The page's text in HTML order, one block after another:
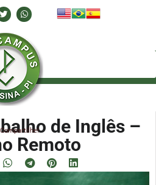
de Inglês –
Remoto
Compartilhe!